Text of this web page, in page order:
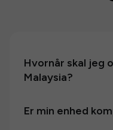
Hvornår skal jeg
Malaysia?
Er min enhed